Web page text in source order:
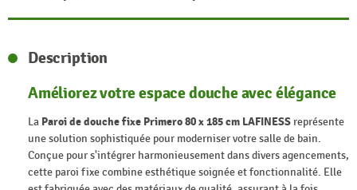
Description
Améliorez votre espace douche avec élégance
La Paroi de douche fixe Primero 80 x 185 cm LAFINESSreprésente
une solution sophistiquée pour moderniser votre salle de bain.
Conçue pour s'intégrer harmonieusement dans divers agencements,
cette paroi fixe combine esthétique soignée et fonctionnalité. Elle